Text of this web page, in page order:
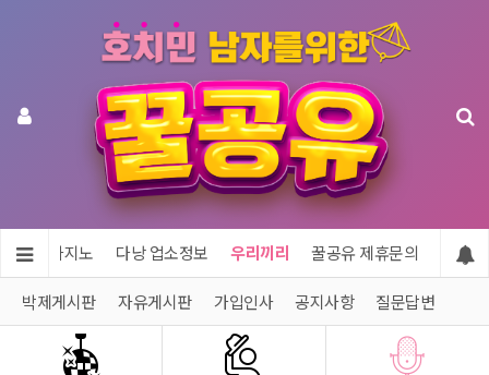
어 & 카지노 다낭 업소정보 우리끼리 꿀공유 제휴문의
박제게시판 자유게시판 가입인사 공지사항 질문답변